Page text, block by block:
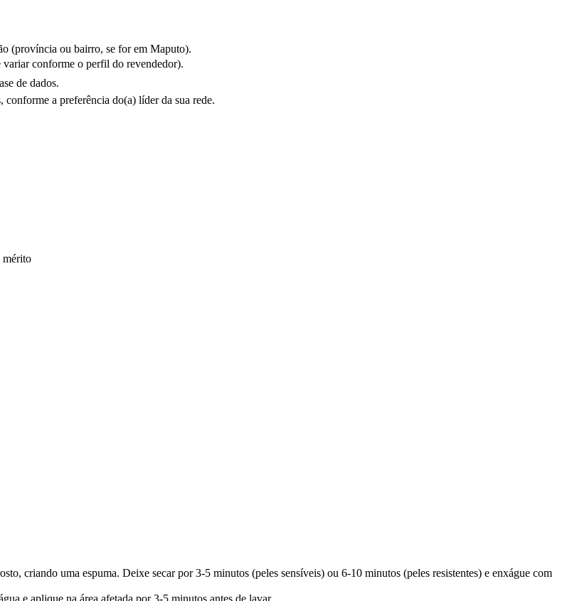
(província ou bairro, se for em Maputo).
conforme o perfil do revendedor).
de dados.
a preferência do(a) líder da sua rede.
mérito
criando uma espuma. Deixe secar por 3-5 minutos (peles sensíveis) ou 6-10 minutos (peles resistentes) e enxágue com